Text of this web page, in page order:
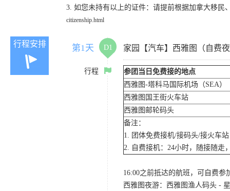
3. 如您未持有以上的证件：请提前根据加拿大移民
citizenship.html
行程安排 第1天 D1 家园【汽车】西雅图（自费
行程
参团当日免费接的地点
西雅图-塔科马国际机场（SEA）
西雅图国王街火车站
西雅图邮轮码头
备注：
1. 团体免费接机/接码头/接火车
2. 自费接机：24小时，随接随走
16:00之前抵达的航班，可自费参
西雅图夜游：西雅图渔人码头 -